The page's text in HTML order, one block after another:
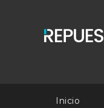
Inicio